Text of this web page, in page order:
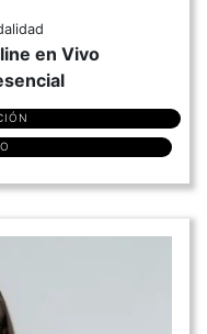
en Vivo